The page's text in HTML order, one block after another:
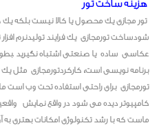
هزینه ساخت تور
تور مجازی یک محصول یا کالا نیست بلکه
شودساخت تورمجازی یک فرایند تولیدنرم
عکاسی ساده یا صنعتی اشتباه نگیرید
برنامه نویسی است، کارکردتورمجازی مثل
تورمجازی برای راحتی استفاده تحت وب است
کامپیوتر دیده می شود در واقع نمایش
ماست که با رشد تکنولوژی امکانات بهتری